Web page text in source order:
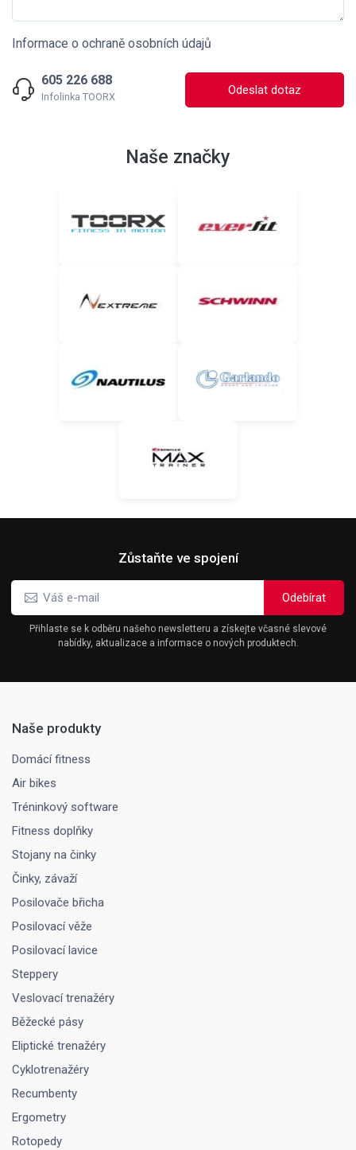
Informace o ochraně osobních údajů
605 226 688
Infolinka TOORX Odeslat dotaz
Naše značky
Zůstaňte ve spojení
Přihlaste se k odběru našeho newsletteru a získejte včasné slevové
nabídky, aktualizace a informace o nových produktech.
Naše produkty
Domácí fitness
Air bikes
Tréninkový software
Fitness doplňky
Stojany na činky
Činky, závaží
Posilovače břicha
Posilovací věže
Posilovací lavice
Steppery
Veslovací trenažéry
Běžecké pásy
Eliptické trenažéry
Cyklotrenažéry
Recumbenty
Ergometry
Rotopedy